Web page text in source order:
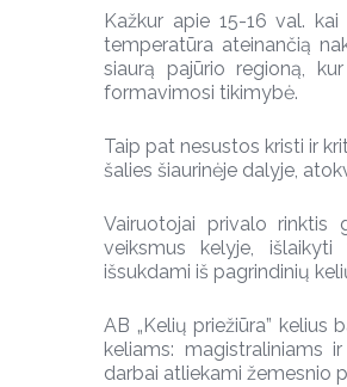
Kažkur apie 15-16 val.
temperatūra ateinančią
siaurą pajūrio regioną,
formavimosi tikimybė.
Taip pat nesustos kristi ir
šalies šiaurinėje dalyje,
Vairuotojai privalo rinktis
veiksmus kelyje, išlaikyti
išsukdami iš pagrindinių
AB „Kelių priežiūra”
keliams: magistraliniams
darbai atliekami žemesnio